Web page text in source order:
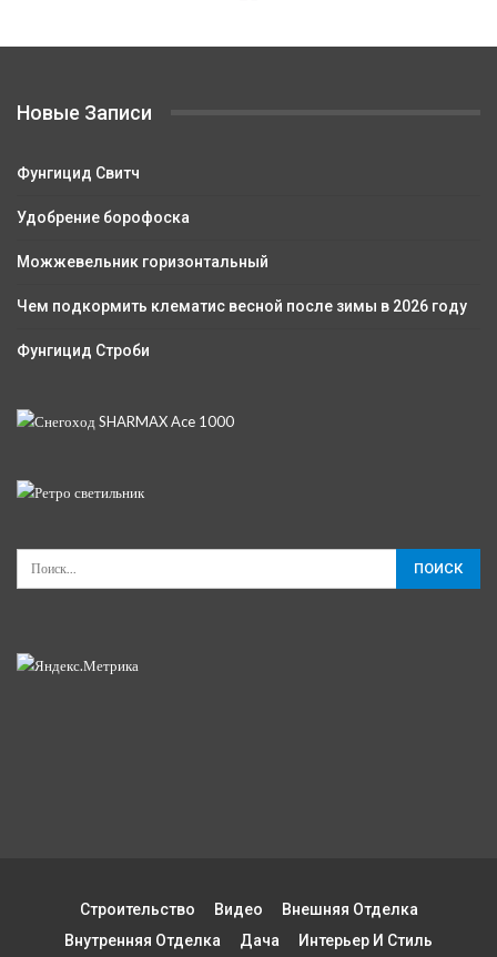
Новые Записи
Фунгицид Свитч
Удобрение борофоска
Можжевельник горизонтальный
Чем подкормить клематис весной после зимы в 2026 году
Фунгицид Строби
Строительство Видео
Внешняя Отделка
Внутренняя Отделка
Дача Интерьер И Стиль